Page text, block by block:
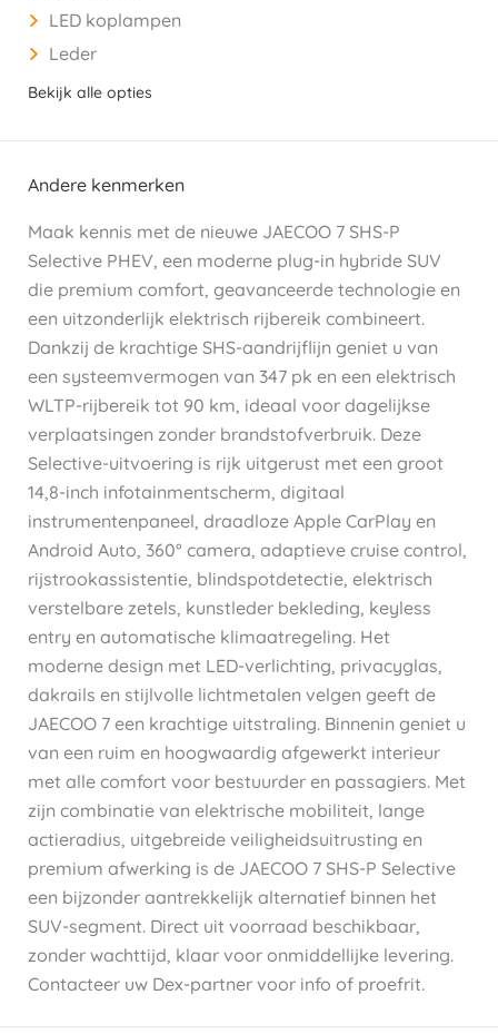
LED koplampen
Leder
Bekijk alle opties
Andere kenmerken
Maak kennis met de nieuwe JAECOO 7 SHS-P
Selective PHEV, een moderne plug-in hybride SUV
die premium comfort, geavanceerde technologie en
een uitzonderlijk elektrisch rijbereik combineert.
Dankzij de krachtige SHS-aandrijflijn geniet u van
een systeemvermogen van 347 pk en een elektrisch
WLTP-rijbereik tot 90 km, ideaal voor dagelijkse
verplaatsingen zonder brandstofverbruik. Deze
Selective-uitvoering is rijk uitgerust met een groot
14,8-inch infotainmentscherm, digitaal
instrumentenpaneel, draadloze Apple CarPlay en
Android Auto, 360° camera, adaptieve cruise control,
rijstrookassistentie, blindspotdetectie, elektrisch
verstelbare zetels, kunstleder bekleding, keyless
entry en automatische klimaatregeling. Het
moderne design met LED-verlichting, privacyglas,
dakrails en stijlvolle lichtmetalen velgen geeft de
JAECOO 7 een krachtige uitstraling. Binnenin geniet u
van een ruim en hoogwaardig afgewerkt interieur
met alle comfort voor bestuurder en passagiers. Met
zijn combinatie van elektrische mobiliteit, lange
actieradius, uitgebreide veiligheidsuitrusting en
premium afwerking is de JAECOO 7 SHS-P Selective
een bijzonder aantrekkelijk alternatief binnen het
SUV-segment. Direct uit voorraad beschikbaar,
zonder wachttijd, klaar voor onmiddellijke levering.
Contacteer uw Dex-partner voor info of proefrit.